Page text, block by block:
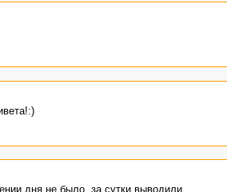
дня не было. за сутки выводили.